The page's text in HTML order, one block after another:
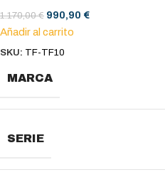
1.170,00€ 990,90 €
Añadir al carrito
SKU: TF-TF10
MARCA
SERIE